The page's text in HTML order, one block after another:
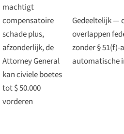
machtigt
compensatoire
schade plus,
afzonderlijk, de
Attorney General
kan civiele boetes
tot $ 50.000
vorderen
Gedeeltelijk —
overlappen
zonder § 51(f)-
automatische